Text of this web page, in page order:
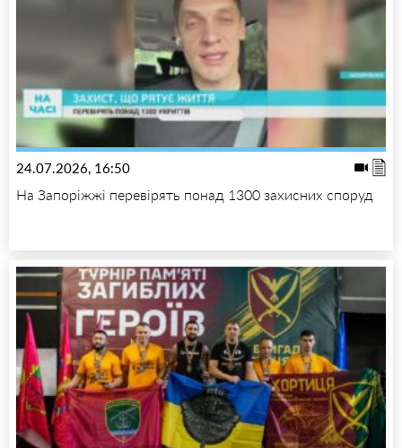
24.07.2026, 16:50
На Запоріжжі перевірять понад 1300 захисних споруд